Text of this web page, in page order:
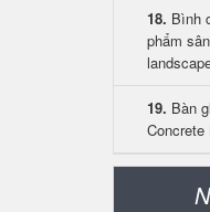
18. Bình
phẩm
19. Bàn
Concrete